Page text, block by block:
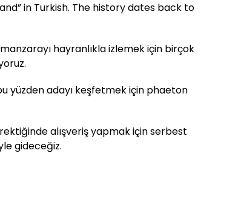
in Turkish. The history dates back to
hayranlıkla izlemek için birçok
yüzden adayı keşfetmek için phaeton
alışveriş yapmak için serbest
gideceğiz.